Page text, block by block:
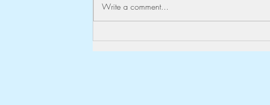
Write a comment...